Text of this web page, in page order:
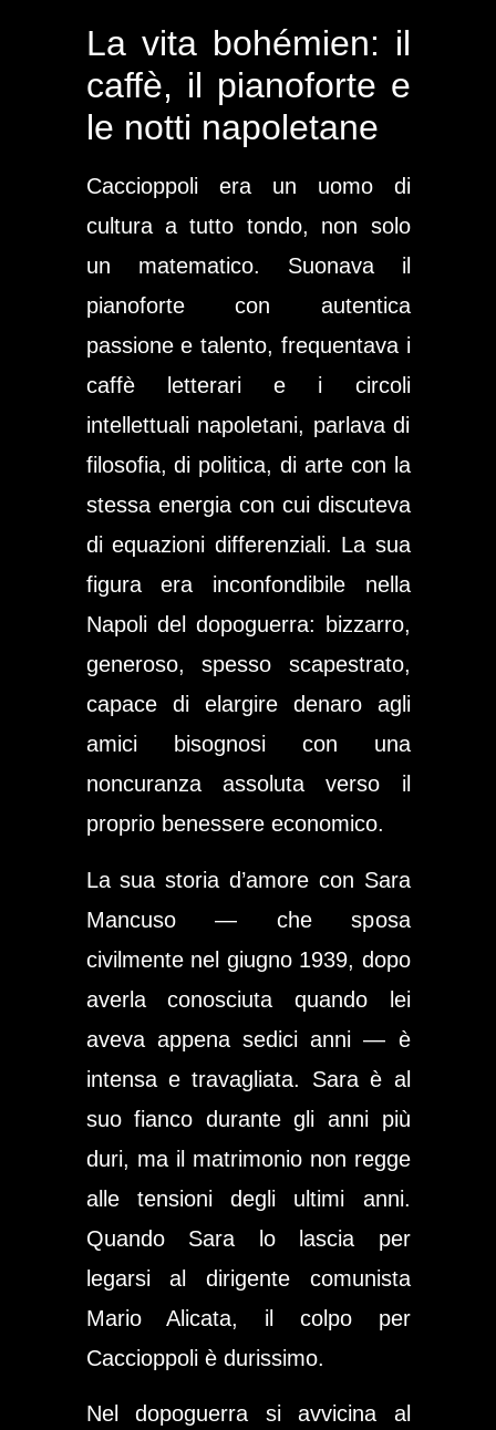
La vita bohémien: il
caffè, il pianoforte e
le notti napoletane
Caccioppoli era un uomo di
cultura a tutto tondo, non solo
un matematico. Suonava il
pianoforte con autentica
passione e talento, frequentava i
caffè letterari e i circoli
intellettuali napoletani, parlava di
filosofia, di politica, di arte con la
stessa energia con cui discuteva
di equazioni differenziali. La sua
figura era inconfondibile nella
Napoli del dopoguerra: bizzarro,
generoso, spesso scapestrato,
capace di elargire denaro agli
amici bisognosi con una
noncuranza assoluta verso il
proprio benessere economico.
La sua storia d’amore con Sara
Mancuso — che sposa
civilmente nel giugno 1939, dopo
averla conosciuta quando lei
aveva appena sedici anni — è
intensa e travagliata. Sara è al
suo fianco durante gli anni più
duri, ma il matrimonio non regge
alle tensioni degli ultimi anni.
Quando Sara lo lascia per
legarsi al dirigente comunista
Mario Alicata, il colpo per
Caccioppoli è durissimo.
Nel dopoguerra si avvicina al